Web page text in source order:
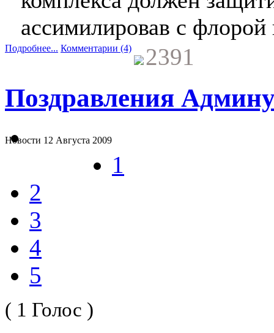
ассимилировав с
Подробнее... Комментарии (4) 2391
Поздравления
Новости 12 Августа 2009
1
2
3
4
5
( 1 Голос )